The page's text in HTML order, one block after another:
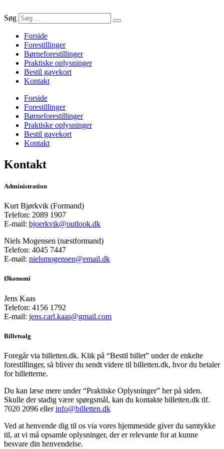
Søg
Forside
Forestillinger
Børneforestillinger
Praktiske oplysninger
Bestil gavekort
Kontakt
Forside
Forestillinger
Børneforestillinger
Praktiske oplysninger
Bestil gavekort
Kontakt
Kontakt
Administration
Kurt Bjørkvik (Formand)
Telefon: 2089 1907
E-mail: bjoerkvik@outlook.dk
Niels Mogensen (næstformand)
Telefon: 4045 7447
E-mail: nielsmogensen@email.dk
Økonomi
Jens Kaas
Telefon: 4156 1792
E-mail: jens.carl.kaas@gmail.com
Billetsalg
Foregår via billetten.dk. Klik på “Bestil billet” under de enkelte
forestillinger, så bliver du sendt videre til billetten.dk, hvor du betaler
for billetterne.
Du kan læse mere under “Praktiske Oplysninger” her på siden.
Skulle der stadig være spørgsmål, kan du kontakte billetten.dk tlf.
7020 2096 ellerinfo@billetten.dk
Ved at henvende dig til os via vores hjemmeside giver du samtykke
til, at vi må opsamle oplysninger, der er relevante for at kunne
besvare din henvendelse.